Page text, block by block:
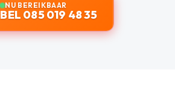
NU BEREIKBAAR
BEL 085 019 48 35